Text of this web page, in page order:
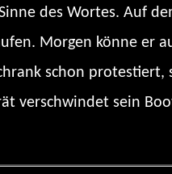
des Wortes. Auf
Morgen könne er
schon protestiert,
verschwindet sein